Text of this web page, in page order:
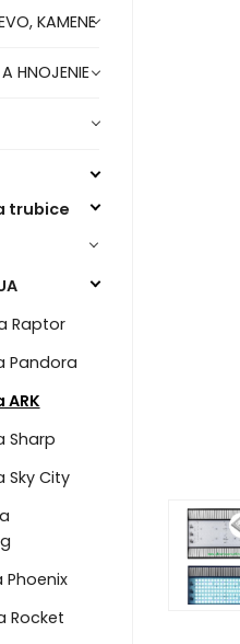
KAMENE
HNOJENIE
trubice
Raptor
Pandora
ARK
Sharp
Sky City
Phoenix
Rocket